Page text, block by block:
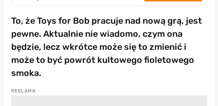
To, że Toys for Bob pracuje nad nową grą, jest
pewne. Aktualnie nie wiadomo, czym ona
będzie, lecz wkrótce może się to zmienić i
może to być powrót kultowego fioletowego
smoka.